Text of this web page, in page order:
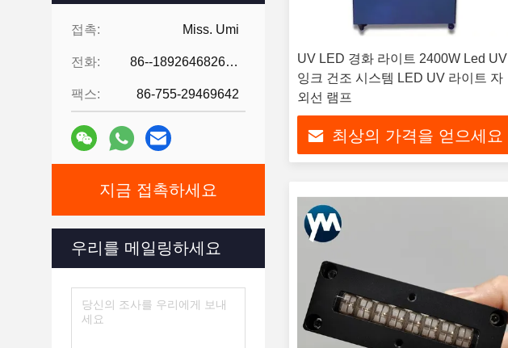
접촉: Miss. Umi
전화: 86--18926468268-15989898006
팩스: 86-755-29469642
지금 접촉하세요
우리를 메일링하세요
UV LED 경화 라이트 2400W Led UV
잉크 건조 시스템 LED UV 라이트 자
외선 램프
최상의 가격을 얻으세요